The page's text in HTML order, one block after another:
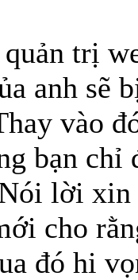
trị
anh sẽ
vào
bạn chỉ
lời
cho
đó hi